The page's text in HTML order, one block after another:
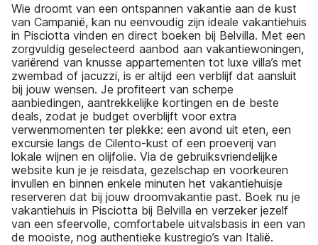
Wie droomt van een ontspannen vakantie aan de kust
van Campanië, kan nu eenvoudig zijn ideale vakantiehuis
in Pisciotta vinden en direct boeken bij Belvilla. Met een
zorgvuldig geselecteerd aanbod aan vakantiewoningen,
variërend van knusse appartementen tot luxe villa’s met
zwembad of jacuzzi, is er altijd een verblijf dat aansluit
bij jouw wensen. Je profiteert van scherpe
aanbiedingen, aantrekkelijke kortingen en de beste
deals, zodat je budget overblijft voor extra
verwenmomenten ter plekke: een avond uit eten, een
excursie langs de Cilento-kust of een proeverij van
lokale wijnen en olijfolie. Via de gebruiksvriendelijke
website kun je je reisdata, gezelschap en voorkeuren
invullen en binnen enkele minuten het vakantiehuisje
reserveren dat bij jouw droomvakantie past. Boek nu je
vakantiehuis in Pisciotta bij Belvilla en verzeker jezelf
van een sfeervolle, comfortabele uitvalsbasis in een van
de mooiste, nog authentieke kustregio’s van Italië.